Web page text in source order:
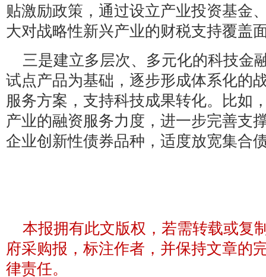
贴激励政策，通过设立产业投资基金
大对战略性新兴产业的财税支持覆盖
三是建立多层次、多元化的科技金
试点产品为基础，逐步形成体系化的
服务方案，支持科技成果转化。比如
产业的融资服务力度，进一步完善支
企业创新性债券品种，适度放宽集合
本报拥有此文版权，若需转载或复
府采购报，标注作者，并保持文章的
律责任。